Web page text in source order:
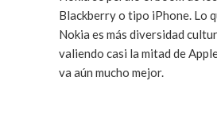
Blackberry o tipo iPhone. Lo que le falta a
Nokia es más diversidad
valiendo casi la mitad de
va aún mucho mejor.